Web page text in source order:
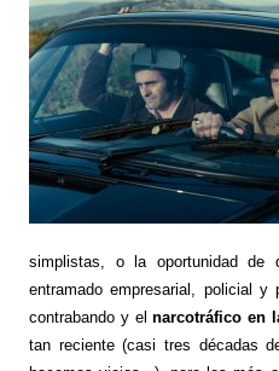
simplistas, o la oportunidad
entramado empresarial, policial
contrabando y elnarcotráfico en
tan reciente (casi tres décadas